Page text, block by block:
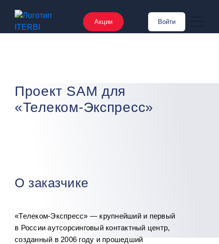
Акции Войти
Проект SAM для
«Телеком-Экспресс»
О заказчике
«Телеком-Экспресс» — крупнейший и первый
в России аутсорсинговый контактный центр,
созданный в 2006 году и прошедший